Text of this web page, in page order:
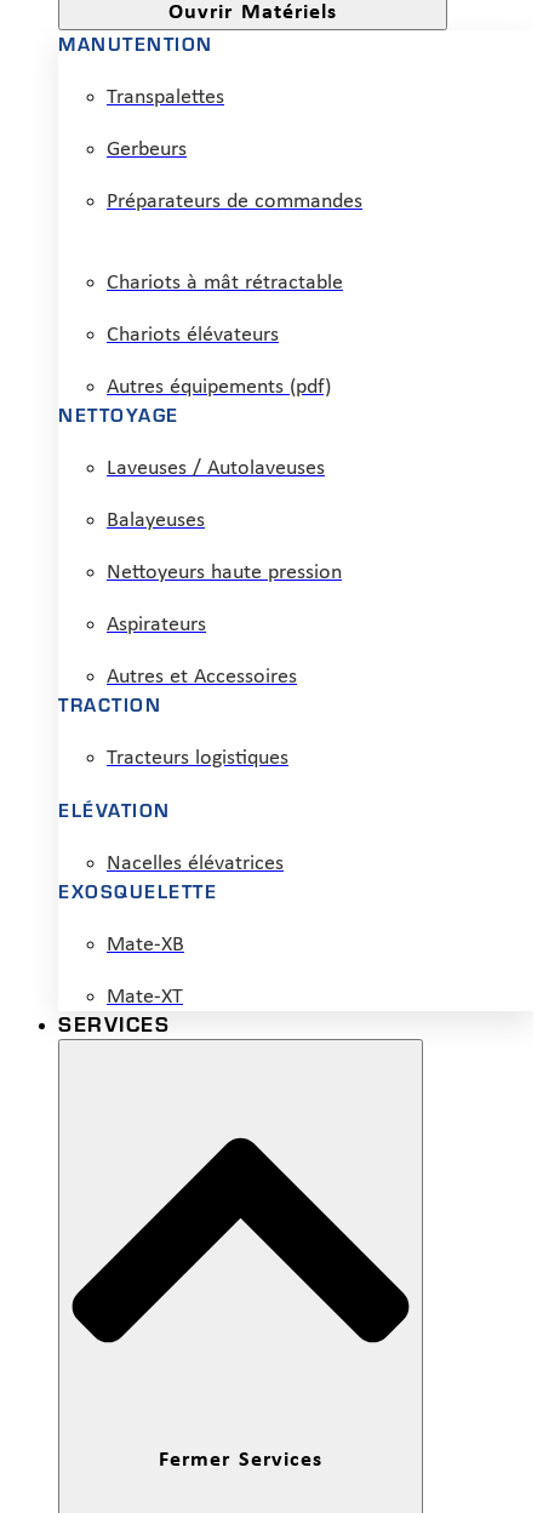
Ouvrir Matériels
MANUTENTION
Transpalettes
Gerbeurs
Préparateurs de commandes
Chariots à mât rétractable
Chariots élévateurs
Autres équipements (pdf)
NETTOYAGE
Laveuses / Autolaveuses
Balayeuses
Nettoyeurs haute pression
Aspirateurs
Autres et Accessoires
TRACTION
Tracteurs logistiques
ELÉVATION
Nacelles élévatrices
EXOSQUELETTE
Mate-XB
Mate-XT
SERVICES
Fermer Services